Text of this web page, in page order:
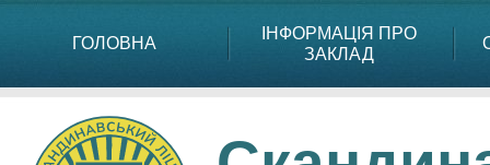
ГОЛОВНА
ІНФОРМАЦІЯ ПРО
ЗАКЛАД